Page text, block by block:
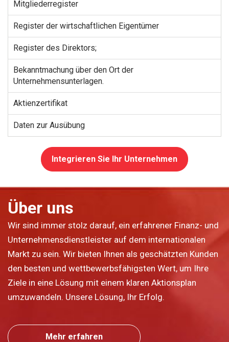
Mitgliederregister
Register der wirtschaftlichen Eigentümer
Register des Direktors;
Bekanntmachung über den Ort der
Unternehmensunterlagen.
Aktienzertifikat
Daten zur Ausübung
Integrieren Sie Ihr Unternehmen
Über uns
Wir sind immer stolz darauf, ein erfahrener Finanz- und
Unternehmensdienstleister auf dem internationalen
Markt zu sein. Wir bieten Ihnen als geschätzten Kunden
den besten und wettbewerbsfähigsten Wert, um Ihre
Ziele in eine Lösung mit einem klaren Aktionsplan
umzuwandeln. Unsere Lösung, Ihr Erfolg.
Mehr erfahren